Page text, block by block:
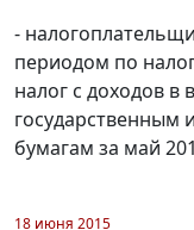
-
периодом по
налог с доходов в
бумагам за май
18 июня 2015